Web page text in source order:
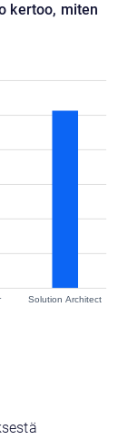
kertoo, miten